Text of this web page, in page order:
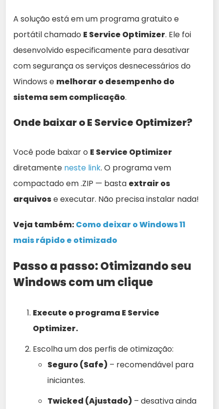
A solução está em um programa gratuito e
portátil chamado E Service Optimizer. Ele foi
desenvolvido especificamente para desativar
com segurança os serviços desnecessários do
Windows e melhorar o desempenho do
sistema sem complicação.
Onde baixar o E Service Optimizer?
Você pode baixar o E Service Optimizer
diretamente neste link. O programa vem
compactado em .ZIP — basta extrair os
arquivose executar. Não precisa instalar nada!
Veja também:Como deixar o Windows 11
mais rápido e otimizado
Passo a passo: Otimizando seu
Windows com um clique
Execute o programa E Service
Optimizer.
Escolha um dos perfis de otimização:
Seguro (Safe) – recomendável para
iniciantes.
Twicked (Ajustado) – desativa ainda